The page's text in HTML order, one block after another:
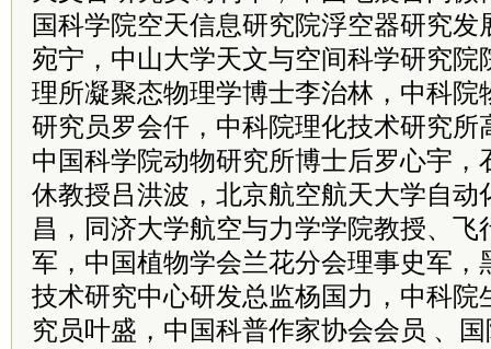
国科学院空天信息研究院浮空器研究发
宛宁，中山大学天文与空间科学研究院
理所凝聚态物理学博士李治林，中科院
研究员罗会仟，中科院理化技术研究所
中国科学院动物研究所博士后罗心宇，
休教授吕洪波，北京航空航天大学自动
昌，同济大学航空与力学学院教授、飞
军，中国植物学会兰花分会理事史军，
技术研究中心研发总监杨国力，中科院
究员叶盛，中国科普作家协会会员 、